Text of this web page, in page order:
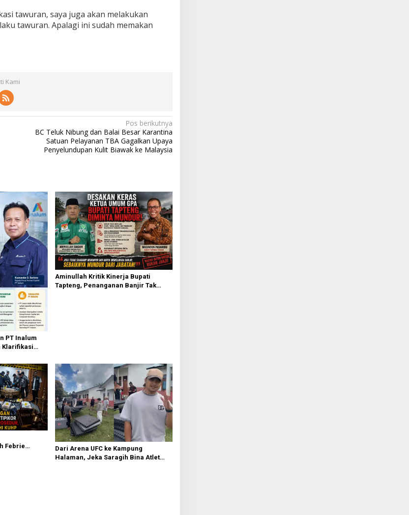
tawuran, saya juga akan melakukan
tawuran. Apalagi ini sudah memakan
Kami
Pos berikutnya
BC Teluk Nibung dan Balai Besar Karantina
Satuan Pelayanan TBA Gagalkan Upaya
Penyelundupan Kulit Biawak ke Malaysia
PT Inalum
Klarifikasi
Aminullah Kritik Kinerja Bupati
Tapteng, Penanganan Banjir Tak
Febrie
Dari Arena UFC ke Kampung
Halaman, Jeka Saragih Bina Atlet